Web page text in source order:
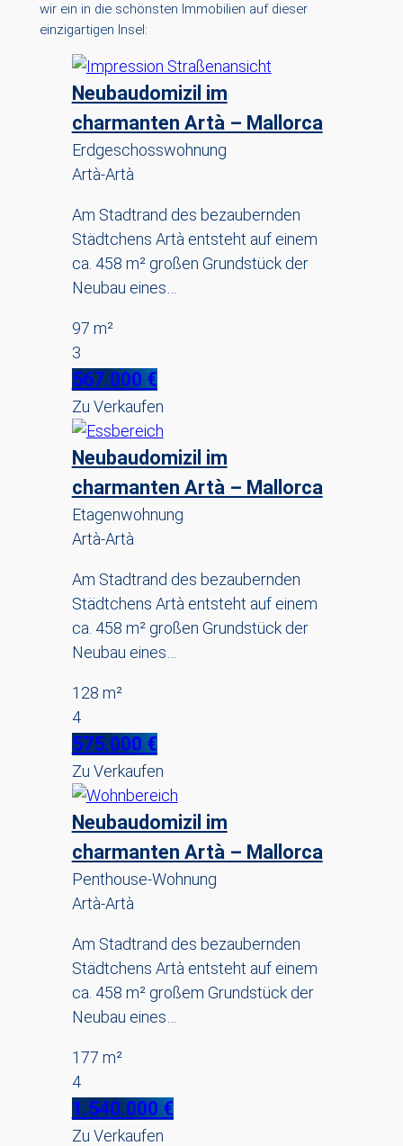
wir ein in die schönsten Immobilien auf dieser
einzigartigen Insel:
Neubaudomizil im
charmanten Artà – Mallorca
Erdgeschosswohnung
Artà-Artà
Am Stadtrand des bezaubernden
Städtchens Artà entsteht auf einem
ca. 458 m² großen Grundstück der
Neubau eines…
97 m²
3
567.000 €
Zu Verkaufen
Neubaudomizil im
charmanten Artà – Mallorca
Etagenwohnung
Artà-Artà
Am Stadtrand des bezaubernden
Städtchens Artà entsteht auf einem
ca. 458 m² großen Grundstück der
Neubau eines…
128 m²
4
575.000 €
Zu Verkaufen
Neubaudomizil im
charmanten Artà – Mallorca
Penthouse-Wohnung
Artà-Artà
Am Stadtrand des bezaubernden
Städtchens Artà entsteht auf einem
ca. 458 m² großem Grundstück der
Neubau eines…
177 m²
4
1.540.000 €
Zu Verkaufen